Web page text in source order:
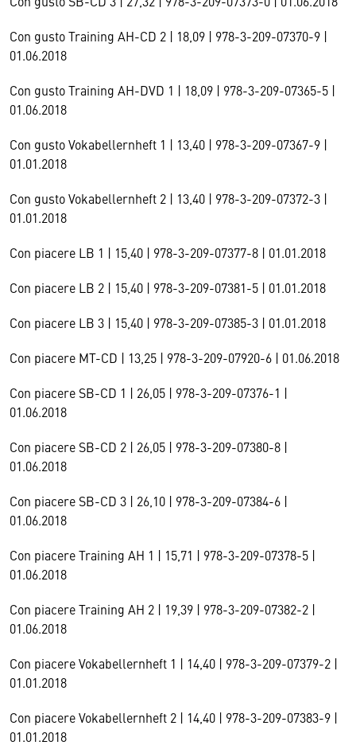
Con gusto Training AH-CD 2 | 18,09 | 978-3-209-07370-9 |
01.06.2018
Con gusto Training AH-DVD 1 | 18,09 | 978-3-209-07365-5 |
01.06.2018
Con gusto Vokabellernheft 1 | 13,40 | 978-3-209-07367-9 |
01.01.2018
Con gusto Vokabellernheft 2 | 13,40 | 978-3-209-07372-3 |
01.01.2018
Con piacere LB 1 | 15,40 | 978-3-209-07377-8 | 01.01.2018
Con piacere LB 2 | 15,40 | 978-3-209-07381-5 | 01.01.2018
Con piacere LB 3 | 15,40 | 978-3-209-07385-3 | 01.01.2018
Con piacere MT-CD | 13,25 | 978-3-209-07920-6 | 01.06.2018
Con piacere SB-CD 1 | 26,05 | 978-3-209-07376-1 |
01.06.2018
Con piacere SB-CD 2 | 26,05 | 978-3-209-07380-8 |
01.06.2018
Con piacere SB-CD 3 | 26,10 | 978-3-209-07384-6 |
01.06.2018
Con piacere Training AH 1 | 15,71 | 978-3-209-07378-5 |
01.06.2018
Con piacere Training AH 2 | 19,39 | 978-3-209-07382-2 |
01.06.2018
Con piacere Vokabellernheft 1 | 14,40 | 978-3-209-07379-2 |
01.01.2018
Con piacere Vokabellernheft 2 | 14,40 | 978-3-209-07383-9 |
01.01.2018